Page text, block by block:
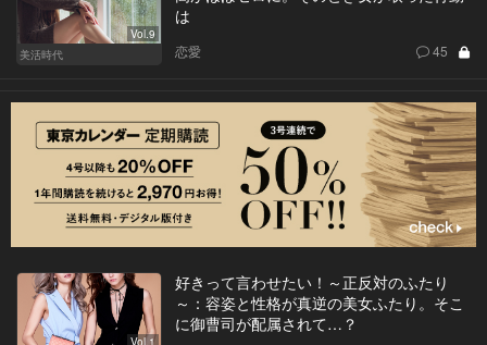
Vol.9
美活時代
は
恋愛 45
好きって言わせたい！～正反対のふたり
～：容姿と性格が真逆の美女ふたり。そこ
に御曹司が配属されて…？